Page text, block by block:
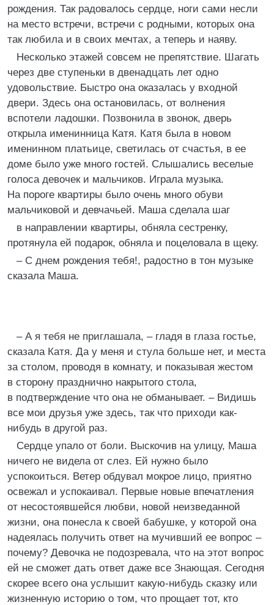
рождения. Так радовалось сердце, ноги сами несли
на место встречи, встречи с родными, которых она
так любила и в своих мечтах, а теперь и наяву.
Несколько этажей совсем не препятствие. Шагать
через две ступеньки в двенадцать лет одно
удовольствие. Быстро она оказалась у входной
двери. Здесь она остановилась, от волнения
вспотели ладошки. Позвонила в звонок, дверь
открыла именинница Катя. Катя была в новом
именинном платьице, светилась от счастья, в ее
доме было уже много гостей. Слышались веселые
голоса девочек и мальчиков. Играла музыка.
На пороге квартиры было очень много обуви
мальчиковой и девчачьей. Маша сделала шаг
в направлении квартиры, обняла сестренку,
протянула ей подарок, обняла и поцеловала в щеку.
– С днем рождения тебя!, радостно в тон музыке
сказала Маша.
– А я тебя не приглашала, – гладя в глаза гостье,
сказала Катя. Да у меня и стула больше нет, и места
за столом, проводя в комнату, и показывая жестом
в сторону празднично накрытого стола,
в подтверждение что она не обманывает. – Видишь
все мои друзья уже здесь, так что приходи как-
нибудь в другой раз.
Сердце упало от боли. Выскочив на улицу, Маша
ничего не видела от слез. Ей нужно было
успокоиться. Ветер обдувал мокрое лицо, приятно
освежал и успокаивал. Первые новые впечатления
от несостоявшейся любви, новой неизведанной
жизни, она понесла к своей бабушке, у которой она
надеялась получить ответ на мучивший ее вопрос –
почему? Девочка не подозревала, что на этот вопрос
ей не сможет дать ответ даже все Знающая. Сегодня
скорее всего она услышит какую-нибудь сказку или
жизненную историю о том, что прощает тот, кто